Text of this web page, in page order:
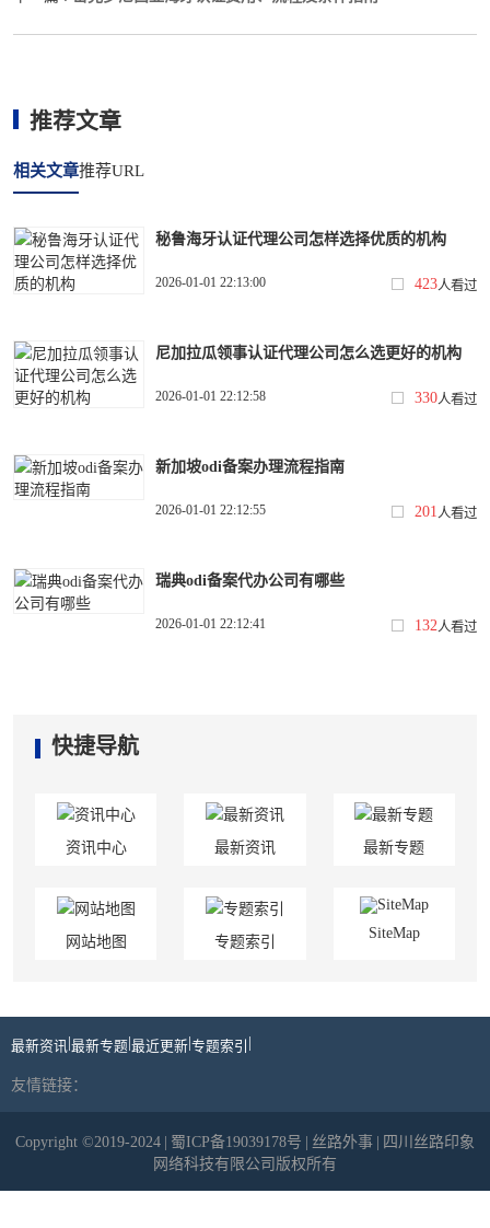
推荐文章
相关文章推荐URL
秘鲁海牙认证代理公司怎样选择优质的机构
2026-01-01 22:13:00 423人看过
尼加拉瓜领事认证代理公司怎么选更好的机构
2026-01-01 22:12:58 330人看过
新加坡odi备案办理流程指南
2026-01-01 22:12:55 201 人看过
瑞典odi备案代办公司有哪些
2026-01-01 22:12:41 132 人看过
快捷导航
资讯中心 最新资讯 最新专题
网站地图 专题索引
SiteMap
最新资讯 |最新专题|最近更新|专题索引 |
友情链接：
Copyright ©2019-2024 | 蜀ICP备19039178号 | 丝路外事 | 四川丝路印象
网络科技有限公司版权所有